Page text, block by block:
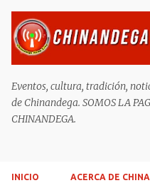
Eventos, cultura, tradición,
de Chinandega. SOMOS LA
CHINANDEGA.
INICIO ACERCA DE